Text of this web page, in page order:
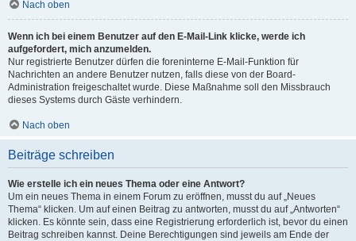
Nach oben
Wenn ich bei einem Benutzer auf den E-Mail-Link klicke, werde ich
aufgefordert, mich anzumelden.
Nur registrierte Benutzer dürfen die foreninterne E-Mail-Funktion für
Nachrichten an andere Benutzer nutzen, falls diese von der Board-
Administration freigeschaltet wurde. Diese Maßnahme soll den Missbrauch
dieses Systems durch Gäste verhindern.
Nach oben
Beiträge schreiben
Wie erstelle ich ein neues Thema oder eine Antwort?
Um ein neues Thema in einem Forum zu eröffnen, musst du auf „Neues
Thema“ klicken. Um auf einen Beitrag zu antworten, musst du auf „Antworten“
klicken. Es könnte sein, dass eine Registrierung erforderlich ist, bevor du einen
Beitrag schreiben kannst. Deine Berechtigungen sind jeweils am Ende der